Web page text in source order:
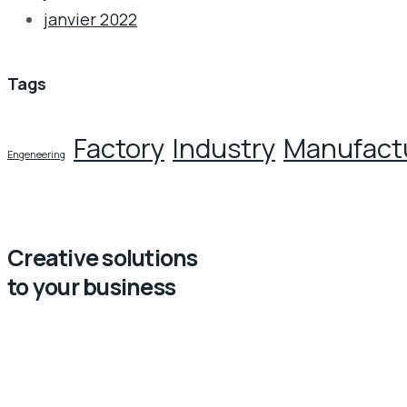
janvier 2022
Tags
Engeneering Factory Industry
Creative solutions
to your business